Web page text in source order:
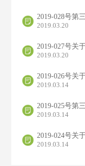
2019-028号第
2019.03.20
2019-027号关
2019.03.20
2019.03.14
2019-025号第
2019.03.14
2019.03.14